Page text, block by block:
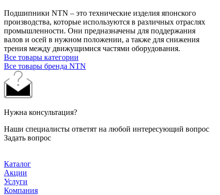
Подшипники NTN – это технические изделия японского
производства, которые используются в различных отраслях
промышленности. Они предназначены для поддержания
валов и осей в нужном положении, а также для снижения
трения между движущимися частями оборудования.
Все товары категории
Все товары бренда NTN
Нужна консультация?
Наши специалисты ответят на любой интересующий вопрос
Задать вопрос
Каталог
Акции
Услуги
Компания